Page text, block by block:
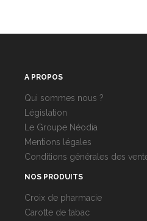
A PROPOS
Qui sommes nous ?
Législation
Le Groupe Néodia
Mentions légales
Conditions générales des
NOS PRODUITS
Croix de pharmacie
Carotte de tabac